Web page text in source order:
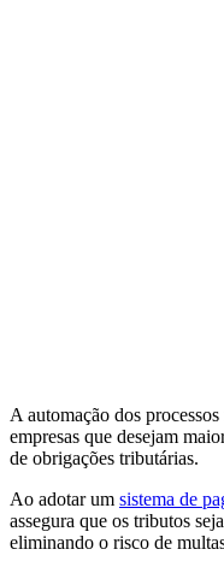
A automação dos
empresas que desejam
de obrigações tributárias.
Ao adotar um sistema de
assegura que os tributos
eliminando o risco de